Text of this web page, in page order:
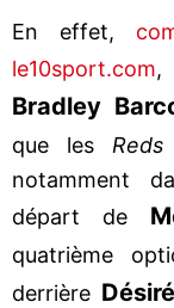
En effet,
le10sport.com,
Bradley
que les Reds
notamment
départ de
quatrième
derrière